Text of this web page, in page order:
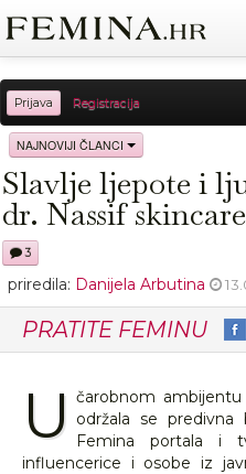
Prijava Registracija
Sreća
Moda Ljubav Relax
NAJNOVIJI ČLANCI
Slavlje ljepote i
dr. Nassif
3
priredila: Danijela Arbutina
PRATITE FEMINU
U čarobnom ambijentu
održala se predivna
Femina portala i
influencerice i osobe iz